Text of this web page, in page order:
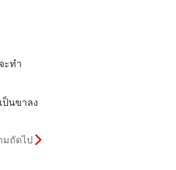
ะทำ
ป็นขาลง
ถัดไป